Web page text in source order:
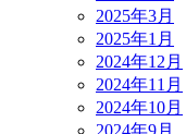
2025年3月
2025年1月
2024年12月
2024年11月
2024年10月
2024年9月